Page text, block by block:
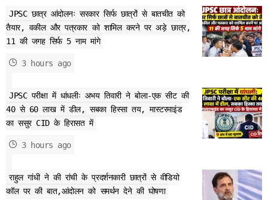
JPSC छात्र आंदोलनः सरकार सिर्फ छात्रों से बातचीत को
तैयार, वकील और पत्रकार को शामिल करने पर अड़े छात्र,
11 की जगह सिर्फ 5 नाम मांगे
3 hours ago
JPSC परीक्षा में धांधलीः अभय तिवारी ने बोला-एक सीट की
40 से 60 लाख में डील, सबका हिस्सा तय, मास्टरमाइंड
का ससुर CID के हिरासत में
3 hours ago
राहुल गांधी ने की रांची के प्रदर्शनकारी छात्रों से वीडियो
कॉल पर की बात,आंदोलन को समर्थन देने की घोषणा